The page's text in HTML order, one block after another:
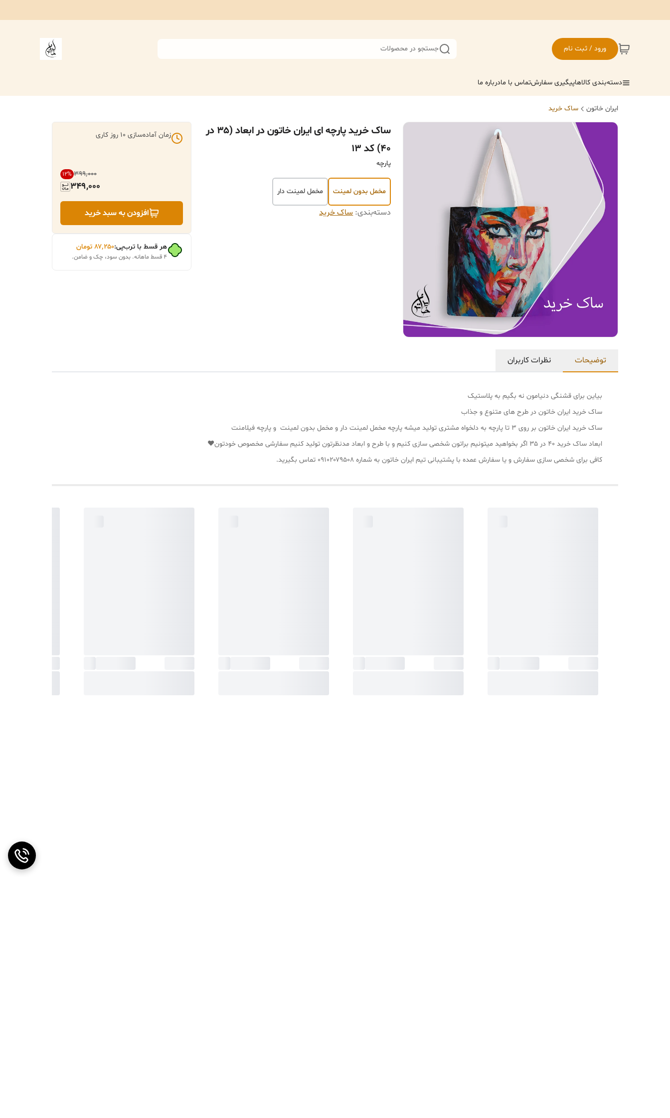
ورود / ثبت نام جستجو در محصولات
دسته‌بندی کالاهاپیگیری سفارشتماس با مادرباره ما
ایران خاتون ساک خرید
ساک خرید پارچه ای ایران خاتون در ابعاد (۳۵ در
۴۰) کد ۱۳
پارچه
مخمل بدون لمینت مخمل لمینت دار
دسته‌بندی:ساک خرید
زمان آماده‌سازی 10 روز کاری
۳۹۹٬۰۰۰ 12%
349,000
افزودن به سبد خرید
هر قسط با ترب‌پی:۸۷٬۲۵۰ تومان
۴ قسط ماهانه. بدون سود، چک و ضامن.
توضیحات نظرات کاربران
بیاین برای قشنگی دنیامون نه بگیم به پلاستیک
ساک خرید ایران خاتون در طرح های متنوع و جذاب
ساک خرید ایران خاتون بر روی ۳ تا پارچه به دلخواه مشتری تولید میشه پارچه مخمل لمینت دار و مخمل بدون لمینت و پارچه فیلامنت
ابعاد ساک خرید ۴۰ در ۳۵ اگر بخواهید میتونیم براتون شخصی سازی کنیم و با طرح و ابعاد مدنظرتون تولید کنیم سفارشی مخصوص خودتون❤
کافی برای شخصی سازی سفارش و یا سفارش عمده با پشتیبانی تیم ایران خاتون به شماره ۰۹۱۰۲۰۷۹۵۰۸ تماس بگیرید.